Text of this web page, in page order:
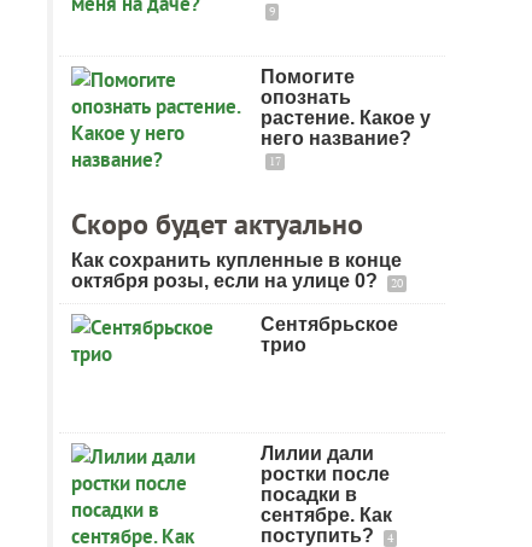
9
Помогите
опознать
растение. Какое у
него название?
17
Скоро будет актуально
Как сохранить купленные в конце
октября розы, если на улице 0?
20
Сентябрьское
трио
Лилии дали
ростки после
посадки в
сентябре. Как
поступить?
4